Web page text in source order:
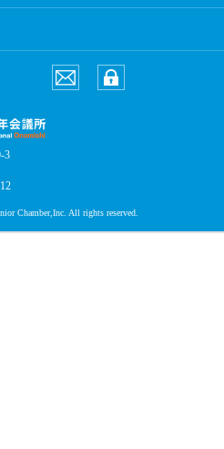
3
Chamber,Inc. All rights reserved.